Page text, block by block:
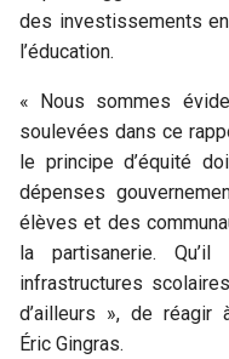
des investissements
l’éducation.
« Nous sommes
soulevées dans ce
le principe d’équité
dépenses
élèves et des
la partisanerie.
infrastructures
d’ailleurs », de
Éric Gingras.